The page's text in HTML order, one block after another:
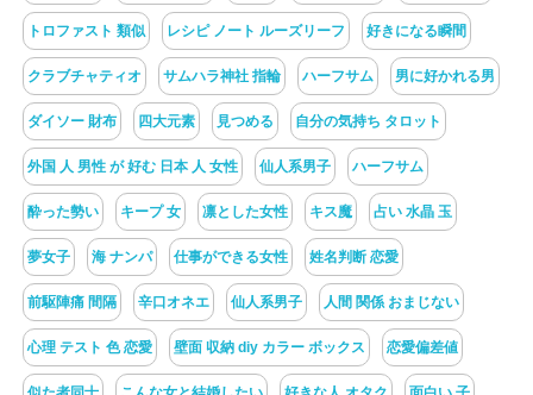
トロファスト 類似 レシピ ノート ルーズリーフ 好きになる瞬間
クラブチャティオ サムハラ神社 指輪 ハーフサム 男に好かれる男
ダイソー 財布 四大元素 見つめる 自分の気持ち タロット
外国 人 男性 が 好む 日本 人 女性 仙人系男子 ハーフサム
酔った勢い キープ 女 凛とした女性 キス魔 占い 水晶 玉
夢女子 海 ナンパ 仕事ができる女性 姓名判断 恋愛
前駆陣痛 間隔 辛口オネエ 仙人系男子 人間 関係 おまじない
心理 テスト 色 恋愛 壁面 収納 diy カラー ボックス 恋愛偏差値